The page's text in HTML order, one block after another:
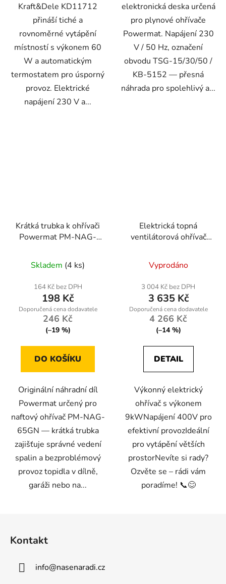
Kraft&Dele KD11712
přináší tiché a
rovnoměrné vytápění
místností s výkonem 60
W a automatickým
termostatem pro úsporný
provoz. Elektrické
napájení 230 V a...
elektronická deska určená
pro plynové ohřívače
Powermat. Napájení 230
V / 50 Hz, označení
obvodu TSG-15/30/50 /
KB-5152 — přesná
náhrada pro spolehlivý a...
Krátká trubka k ohřívači
Powermat PM-NAG-
Skladem (4 ks)
164 Kč bez DPH
198 Kč
246 Kč
(–19 %)
DO KOŠÍKU
Originální náhradní díl
Powermat určený pro
naftový ohřívač PM-NAG-
65GN — krátká trubka
zajišťuje správné vedení
spalin a bezproblémový
provoz topidla v dílně,
garáži nebo na...
Elektrická topná
ventilátorová ohřívač
9EN
Vyprodáno
3 004 Kč bez DPH
3 635 Kč
4 266 Kč
(–14 %)
DETAIL
Výkonný elektrický
ohřívač s výkonem
9kWNapájení 400V pro
efektivní provozIdeální
pro vytápění větších
prostorNevíte si rady?
Ozvěte se – rádi vám
poradíme! 📞😊
Kontakt
info@nasenaradi.cz